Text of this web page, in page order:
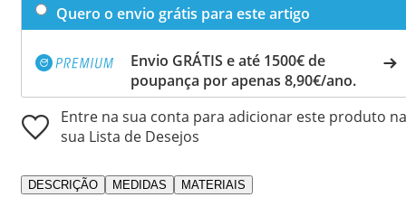
Quero o envio grátis para este artigo
Envio GRÁTIS e até 1500€ de
poupança por apenas 8,90€/ano.
Entre na sua conta para adicionar este produto na
sua Lista de Desejos
DESCRIÇÃO MEDIDAS MATERIAIS